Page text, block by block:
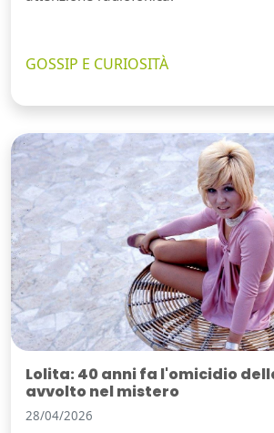
GOSSIP E CURIOSITÀ
Lolita: 40 anni fa l'omicidio
avvolto nel mistero
28/04/2026